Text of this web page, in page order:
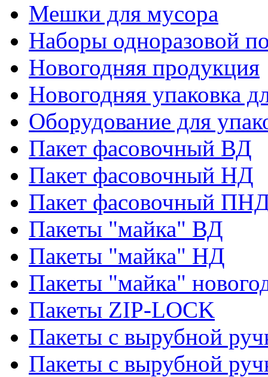
Мешки для мусора
Наборы одноразовой
Новогодняя продукция
Новогодняя упаковка
Оборудование для
Пакет фасовочный ВД
Пакет фасовочный НД
Пакет фасовочный
Пакеты "майка" ВД
Пакеты "майка" НД
Пакеты "майка"
Пакеты ZIP-LOCK
Пакеты с вырубной
Пакеты с вырубной